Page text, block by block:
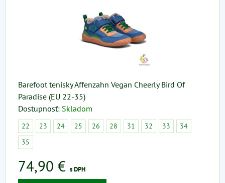
Barefoot tenisky Affenzahn Vegan Cheerly Bird Of
Paradise (EU 22-35)
Dostupnosť: Skladom
22 23 24 25 26 28 31 32 33
34
35
74,90 € s DPH